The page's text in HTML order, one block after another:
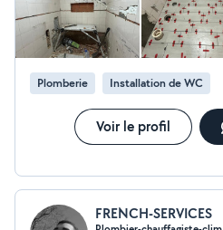
Plomberie Installation de WC
Voir le profil
FRENCH-SERVICES